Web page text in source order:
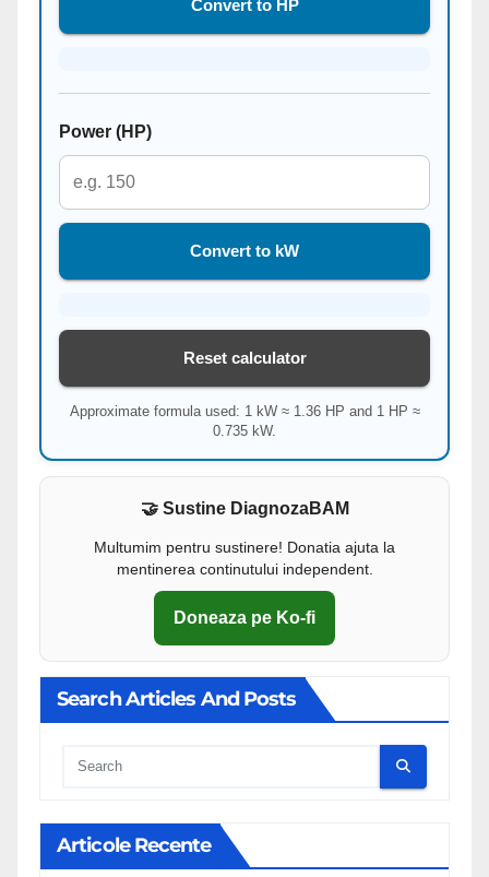
Convert to HP
Power (HP)
Convert to kW
Reset calculator
Approximate formula used: 1 kW ≈ 1.36 HP and 1 HP ≈
0.735 kW.
🤝 Sustine DiagnozaBAM
Multumim pentru sustinere! Donatia ajuta la
mentinerea continutului independent.
Doneaza pe Ko-fi
Search Articles And Posts
Cauta
Articole Recente